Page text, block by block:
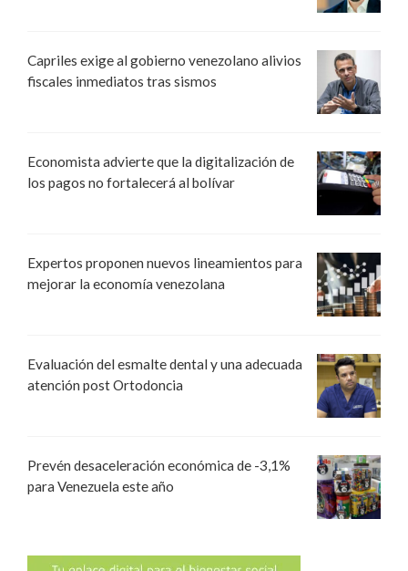
Capriles exige al gobierno venezolano alivios
fiscales inmediatos tras sismos
Economista advierte que la digitalización de
los pagos no fortalecerá al bolívar
Expertos proponen nuevos lineamientos para
mejorar la economía venezolana
Evaluación del esmalte dental y una adecuada
atención post Ortodoncia
Prevén desaceleración económica de -3,1%
para Venezuela este año